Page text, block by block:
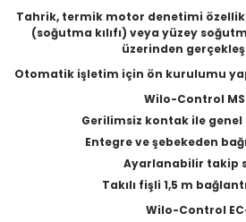
Tahrik, termik motor denetimi
(soğutma kılıfı) veya yüzey
üzerinden
Otomatik işletim için ön kurulumu
Wilo-Control
Gerilimsiz kontak ile genel
Entegre ve şebekeden
Ayarlanabilir takip
Takılı fişli 1,5 m
Wilo-Control